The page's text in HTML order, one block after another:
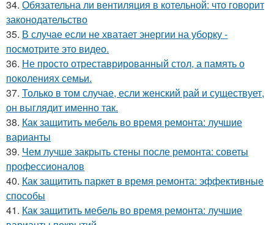
34. Обязательна ли вентиляция в котельной: что говорит
законодательство
35. В случае если не хватает энергии на уборку -
посмотрите это видео.
36. Не просто отреставрированный стол, а память о
поколениях семьи.
37. Только в том случае, если женский рай и существует,
он выглядит именно так.
38. Как защитить мебель во время ремонта: лучшие
варианты
39. Чем лучше закрыть стены после ремонта: советы
профессионалов
40. Как защитить паркет в время ремонта: эффективные
способы
41. Как защитить мебель во время ремонта: лучшие